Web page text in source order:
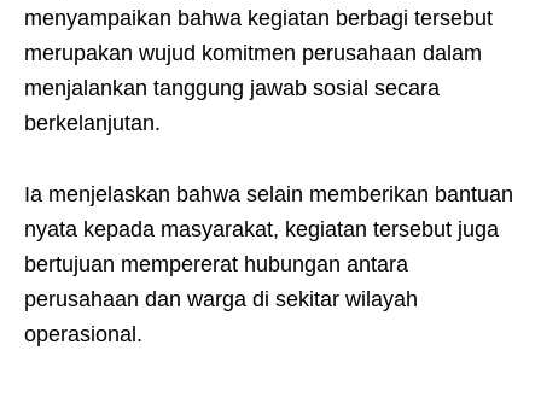
menyampaikan bahwa kegiatan berbagi tersebut
merupakan wujud komitmen perusahaan dalam
menjalankan tanggung jawab sosial secara
berkelanjutan.
Ia menjelaskan bahwa selain memberikan bantuan
nyata kepada masyarakat, kegiatan tersebut juga
bertujuan mempererat hubungan antara
perusahaan dan warga di sekitar wilayah
operasional.